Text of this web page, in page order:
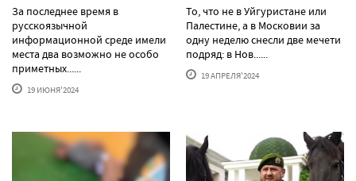
За последнее время в
русскоязычной
информационной среде имели
места два возможно не особо
приметных......
19 ИЮНЯ'2024
То, что не в Уйгуристане или
Палестине, а в Московии за
одну неделю снесли две мечети
подряд: в Нов......
19 АПРЕЛЯ'2024